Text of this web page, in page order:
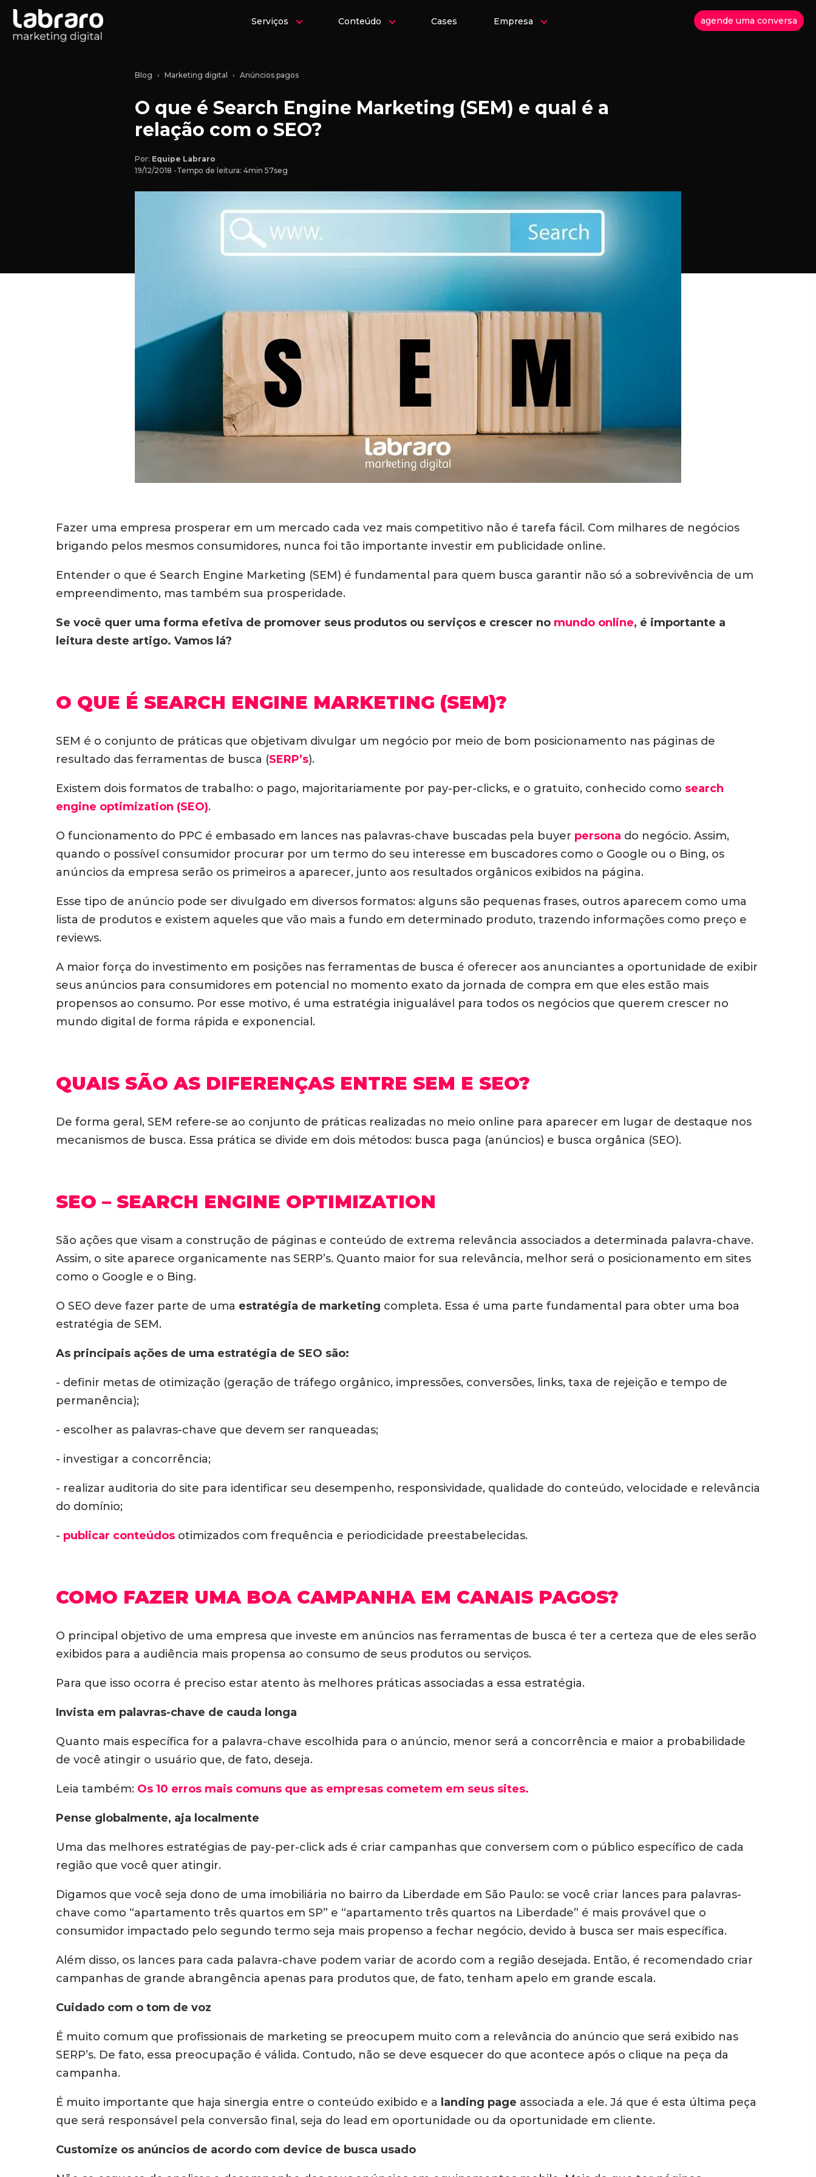
Serviços Conteúdo Cases Empresa agende uma conversa
Blog Marketing digital Anúncios pagos
O que é Search Engine Marketing (SEM) e qual é a
relação com o SEO?
Por: Equipe Labraro
19/12/2018 -Tempo de leitura: 4min 57seg
Fazer uma empresa prosperar em um mercado cada vez mais competitivo não é tarefa fácil. Com milhares de negócios
brigando pelos mesmos consumidores, nunca foi tão importante investir em publicidade online.
Entender o que é Search Engine Marketing (SEM) é fundamental para quem busca garantir não só a sobrevivência de um
empreendimento, mas também sua prosperidade.
Se você quer uma forma efetiva de promover seus produtos ou serviços e crescer no mundo online, é importante a
leitura deste artigo. Vamos lá?
O QUE É SEARCH ENGINE MARKETING (SEM)?
SEM é o conjunto de práticas que objetivam divulgar um negócio por meio de bom posicionamento nas páginas de
resultado das ferramentas de busca (SERP’s).
Existem dois formatos de trabalho: o pago, majoritariamente por pay-per-clicks, e o gratuito, conhecido como search
engine optimization (SEO).
O funcionamento do PPC é embasado em lances nas palavras-chave buscadas pela buyer persona do negócio. Assim,
quando o possível consumidor procurar por um termo do seu interesse em buscadores como o Google ou o Bing, os
anúncios da empresa serão os primeiros a aparecer, junto aos resultados orgânicos exibidos na página.
Esse tipo de anúncio pode ser divulgado em diversos formatos: alguns são pequenas frases, outros aparecem como uma
lista de produtos e existem aqueles que vão mais a fundo em determinado produto, trazendo informações como preço e
reviews.
A maior força do investimento em posições nas ferramentas de busca é oferecer aos anunciantes a oportunidade de exibir
seus anúncios para consumidores em potencial no momento exato da jornada de compra em que eles estão mais
propensos ao consumo. Por esse motivo, é uma estratégia inigualável para todos os negócios que querem crescer no
mundo digital de forma rápida e exponencial.
QUAIS SÃO AS DIFERENÇAS ENTRE SEM E SEO?
De forma geral, SEM refere-se ao conjunto de práticas realizadas no meio online para aparecer em lugar de destaque nos
mecanismos de busca. Essa prática se divide em dois métodos: busca paga (anúncios) e busca orgânica (SEO).
SEO – SEARCH ENGINE OPTIMIZATION
São ações que visam a construção de páginas e conteúdo de extrema relevância associados a determinada palavra-chave.
Assim, o site aparece organicamente nas SERP’s. Quanto maior for sua relevância, melhor será o posicionamento em sites
como o Google e o Bing.
O SEO deve fazer parte de uma estratégia de marketing completa. Essa é uma parte fundamental para obter uma boa
estratégia de SEM.
As principais ações de uma estratégia de SEO são:
- definir metas de otimização (geração de tráfego orgânico, impressões, conversões, links, taxa de rejeição e tempo de
permanência);
- escolher as palavras-chave que devem ser ranqueadas;
- investigar a concorrência;
- realizar auditoria do site para identificar seu desempenho, responsividade, qualidade do conteúdo, velocidade e relevância
do domínio;
- publicar conteúdos otimizados com frequência e periodicidade preestabelecidas.
COMO FAZER UMA BOA CAMPANHA EM CANAIS PAGOS?
O principal objetivo de uma empresa que investe em anúncios nas ferramentas de busca é ter a certeza que de eles serão
exibidos para a audiência mais propensa ao consumo de seus produtos ou serviços.
Para que isso ocorra é preciso estar atento às melhores práticas associadas a essa estratégia.
Invista em palavras-chave de cauda longa
Quanto mais específica for a palavra-chave escolhida para o anúncio, menor será a concorrência e maior a probabilidade
de você atingir o usuário que, de fato, deseja.
Leia também: Os 10 erros mais comuns que as empresas cometem em seus sites.
Pense globalmente, aja localmente
Uma das melhores estratégias de pay-per-click ads é criar campanhas que conversem com o público específico de cada
região que você quer atingir.
Digamos que você seja dono de uma imobiliária no bairro da Liberdade em São Paulo: se você criar lances para palavras-
chave como “apartamento três quartos em SP” e “apartamento três quartos na Liberdade” é mais provável que o
consumidor impactado pelo segundo termo seja mais propenso a fechar negócio, devido à busca ser mais específica.
Além disso, os lances para cada palavra-chave podem variar de acordo com a região desejada. Então, é recomendado criar
campanhas de grande abrangência apenas para produtos que, de fato, tenham apelo em grande escala.
Cuidado com o tom de voz
É muito comum que profissionais de marketing se preocupem muito com a relevância do anúncio que será exibido nas
SERP’s. De fato, essa preocupação é válida. Contudo, não se deve esquecer do que acontece após o clique na peça da
campanha.
É muito importante que haja sinergia entre o conteúdo exibido e a landing page associada a ele. Já que é esta última peça
que será responsável pela conversão final, seja do lead em oportunidade ou da oportunidade em cliente.
Customize os anúncios de acordo com device de busca usado